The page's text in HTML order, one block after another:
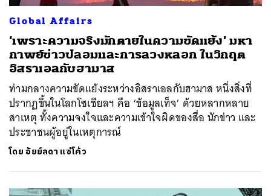
Global Affairs
‘เพราะความจริงมักตายในความขัดแย้ง’ มหา
กาพย์ข่าวปลอมและการลวงหลอก ในวิกฤต
อิสราเอลกับฮามาส
ท่ามกลางความขัดแย้งระหว่างอิสราเอลกับฮามาส หนึ่งสิ่งที่
ปรากฏขึ้นในโลกโซเชียลฯ คือ ‘ข้อมูลเท็จ’ ด้วยหลากหลาย
สาเหตุ ทั้งความจงใจและความเข้าใจผิดของสื่อ นักข่าว และ
ประชาชนผู้อยู่ในเหตุการณ์
โดย อัยย์ลดา แซ่โค้ว